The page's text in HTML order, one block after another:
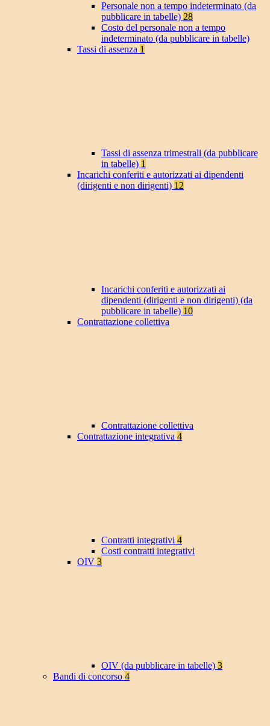
Personale non a tempo indeterminato (da
pubblicare in tabelle) 28
Costo del personale non a tempo
indeterminato (da pubblicare in tabelle)
Tassi di assenza 1
Tassi di assenza trimestrali (da pubblicare
in tabelle) 1
Incarichi conferiti e autorizzati ai dipendenti
(dirigenti e non dirigenti) 12
Incarichi conferiti e autorizzati ai
dipendenti (dirigenti e non dirigenti) (da
pubblicare in tabelle) 10
Contrattazione collettiva
Contrattazione collettiva
Contrattazione integrativa 4
Contratti integrativi 4
Costi contratti integrativi
OIV 3
OIV (da pubblicare in tabelle) 3
Bandi di concorso 4